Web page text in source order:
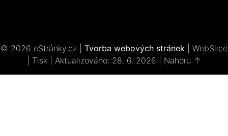
© 2026 eStránky.cz Tvorba webových stránek
WebSlice
Tisk Aktualizováno: 28. 6. 2026 Nahoru ↑